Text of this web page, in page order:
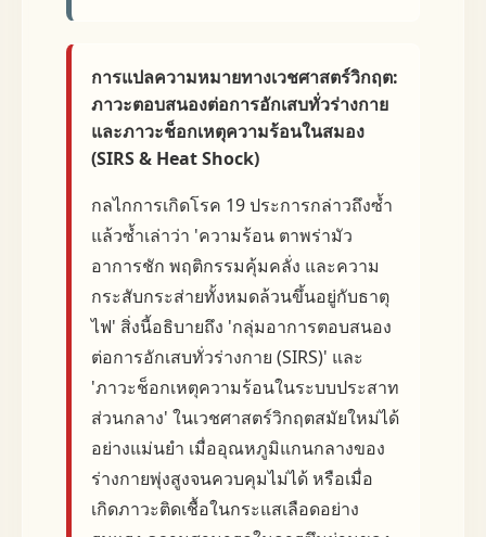
การแปลความหมายทางเวชศาสตร์วิกฤต:
ภาวะตอบสนองต่อการอักเสบทั่วร่างกาย
และภาวะช็อกเหตุความร้อนในสมอง
(SIRS & Heat Shock)
กลไกการเกิดโรค 19 ประการกล่าวถึงซ้ำ
แล้วซ้ำเล่าว่า 'ความร้อน ตาพร่ามัว
อาการชัก พฤติกรรมคุ้มคลั่ง และความ
กระสับกระส่ายทั้งหมดล้วนขึ้นอยู่กับธาตุ
ไฟ' สิ่งนี้อธิบายถึง 'กลุ่มอาการตอบสนอง
ต่อการอักเสบทั่วร่างกาย (SIRS)' และ
'ภาวะช็อกเหตุความร้อนในระบบประสาท
ส่วนกลาง' ในเวชศาสตร์วิกฤตสมัยใหม่ได้
อย่างแม่นยำ เมื่ออุณหภูมิแกนกลางของ
ร่างกายพุ่งสูงจนควบคุมไม่ได้ หรือเมื่อ
เกิดภาวะติดเชื้อในกระแสเลือดอย่าง